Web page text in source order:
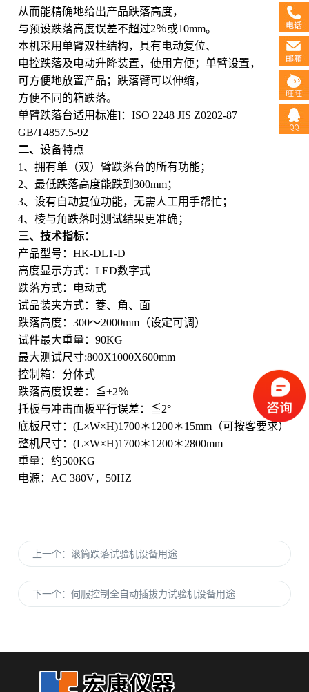
从而能精确地给出产品跌落高度，
与预设跌落高度误差不超过2％或10mm。
本机采用单臂双柱结构，具有电动复位、
电控跌落及电动升降装置，使用方便；单臂设置，
可方便地放置产品；跌落臂可以伸缩，
方便不同的箱跌落。
单臂跌落台适用标准]：ISO 2248 JIS Z0202-87
GB/T4857.5-92
二、设备特点
1 、拥有单（双）臂跌落台的所有功能；
2、最低跌落高度能跌到300mm；
3、设有自动复位功能，无需人工用手帮忙；
4、棱与角跌落时测试结果更准确；
三、技术指标：
产品型号：HK-DLT-D
高度显示方式：LED数字式
跌落方式：电动式
试品装夹方式：菱、角、面
跌落高度：300～2000mm（设定可调）
试件最大重量：90KG
最大测试尺寸:800X1000X600mm
控制箱：分体式
跌落高度误差：≦±2％
托板与冲击面板平行误差：≦2°
底板尺寸：(L×W×H)1700＊1200＊15mm（可按客要求）
整机尺寸：(L×W×H)1700＊1200＊2800mm
重量：约500KG
电源：AC 380V，50HZ
上一个：滚筒跌落试验机设备用途
下一个：伺服控制全自动插拔力试验机设备用途